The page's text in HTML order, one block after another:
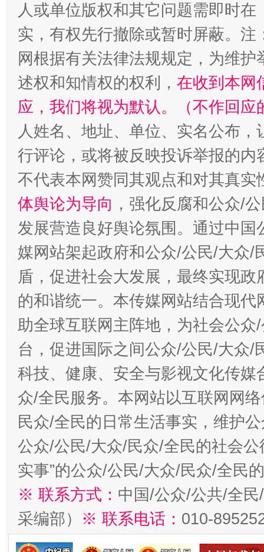
招工难、用工荒背后
人或单位版权和其它问题需即时在
实，有权先行撤除或暂时屏蔽。
网根据有关法律法规规定，为维
述权和知情权的权利， 在收到本网
应，我们将视为默认。（不作回应
人姓名、地址、单位、实名公布
行评论，或将被反映投诉举报的
不代表本网赞同其观点和对其真实
体舆论为导向 ，强化反腐和公众/
发展营造良好舆论氛围。通过中
媒网站架起政府和公众/公民/大众/
盾，促进社会大发展，最终实现
的和谐统一。本传媒网站结合现
助全球互联网主阵地，为社会公
台，促进国际之间公众/公民/大众/
科技、健康、安全与影视文化传
众/全民服务。本网站以互联网网
民众/全民的日常生活事实，维护
公众/公民/大众/民众/全民的社会公
实事”的公众/公民/大众/民众/全民
※ 联系方式： 中国/公众/公共/全
采编部） ※ 联系电话： 010-